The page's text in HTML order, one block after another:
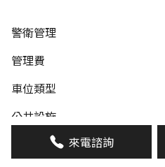
警衛管理
管理費
車位類型
公共設施
來電諮詢